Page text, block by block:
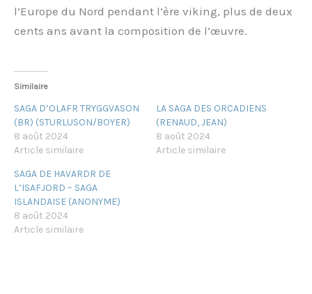
l’Europe du Nord pendant l’ère viking, plus de deux
cents ans avant la composition de l’œuvre.
Similaire
SAGA D’OLAFR TRYGGVASON
(BR) (STURLUSON/BOYER)
8 août 2024
Article similaire
LA SAGA DES ORCADIENS
(RENAUD, JEAN)
8 août 2024
Article similaire
SAGA DE HAVARDR DE
L’ISAFJORD – SAGA
ISLANDAISE (ANONYME)
8 août 2024
Article similaire